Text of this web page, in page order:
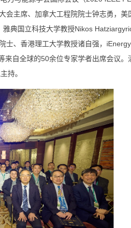
会主席、加拿大工程院院士钟志勇，美
典国立科技大学教授Nikos
士、香港理工大学教授诸自强，
自全球的50余位专家学者出席会议。
持。